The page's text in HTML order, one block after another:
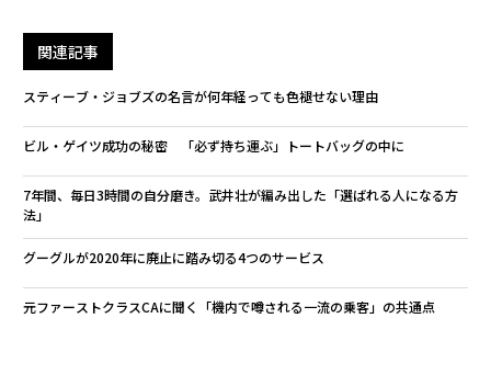
関連記事
スティーブ・ジョブズの名言が何年経っても色褪せない理由
ビル・ゲイツ成功の秘密 「必ず持ち運ぶ」トートバッグの中に
7年間、毎日3時間の自分磨き。武井壮が編み出した「選ばれる人になる方
法」
グーグルが2020年に廃止に踏み切る4つのサービス
元ファーストクラスCAに聞く「機内で噂される一流の乗客」の共通点